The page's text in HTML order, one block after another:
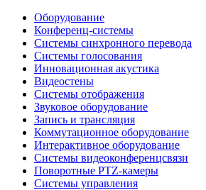
Оборудование
Конференц-системы
Системы синхронного перевода
Системы голосования
Инновационная акустика
Видеостены
Системы отображения
Звуковое оборудование
Запись и трансляция
Коммутационное оборудование
Интерактивное оборудование
Системы видеоконференцсвязи
Поворотные PTZ-камеры
Системы управления